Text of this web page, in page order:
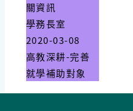
關資訊
學務長室
2020-03-08
高教深耕-完善
就學補助對象